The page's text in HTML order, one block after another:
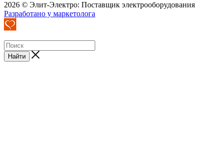
2026 © Элит-Электро: Поставщик электрооборудования
Разработано у маркетолога
Найти